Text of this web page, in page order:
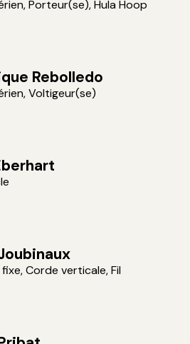
Porteur(se), Hula Hoop
Rebolledo
Voltigeur(se)
Corde verticale, Fil